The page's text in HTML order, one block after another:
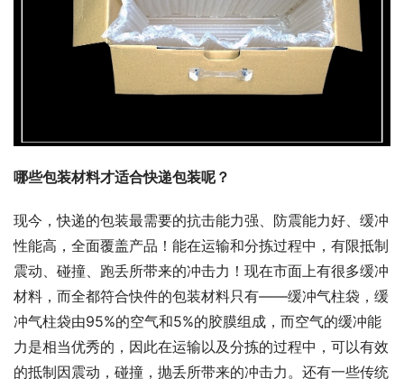
哪些包装材料才适合快递包装呢？
现今，快递的包装最需要的抗击能力强、防震能力好、缓冲
性能高，全面覆盖产品！能在运输和分拣过程中，有限抵制
震动、碰撞、跑丢所带来的冲击力！现在市面上有很多缓冲
材料，而全都符合快件的包装材料只有——缓冲气柱袋，缓
冲气柱袋由95%的空气和5%的胶膜组成，而空气的缓冲能
力是相当优秀的，因此在运输以及分拣的过程中，可以有效
的抵制因震动，碰撞，抛丢所带来的冲击力。还有一些传统